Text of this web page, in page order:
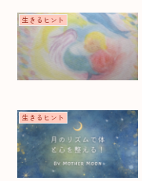
生きるヒント
生きるヒント